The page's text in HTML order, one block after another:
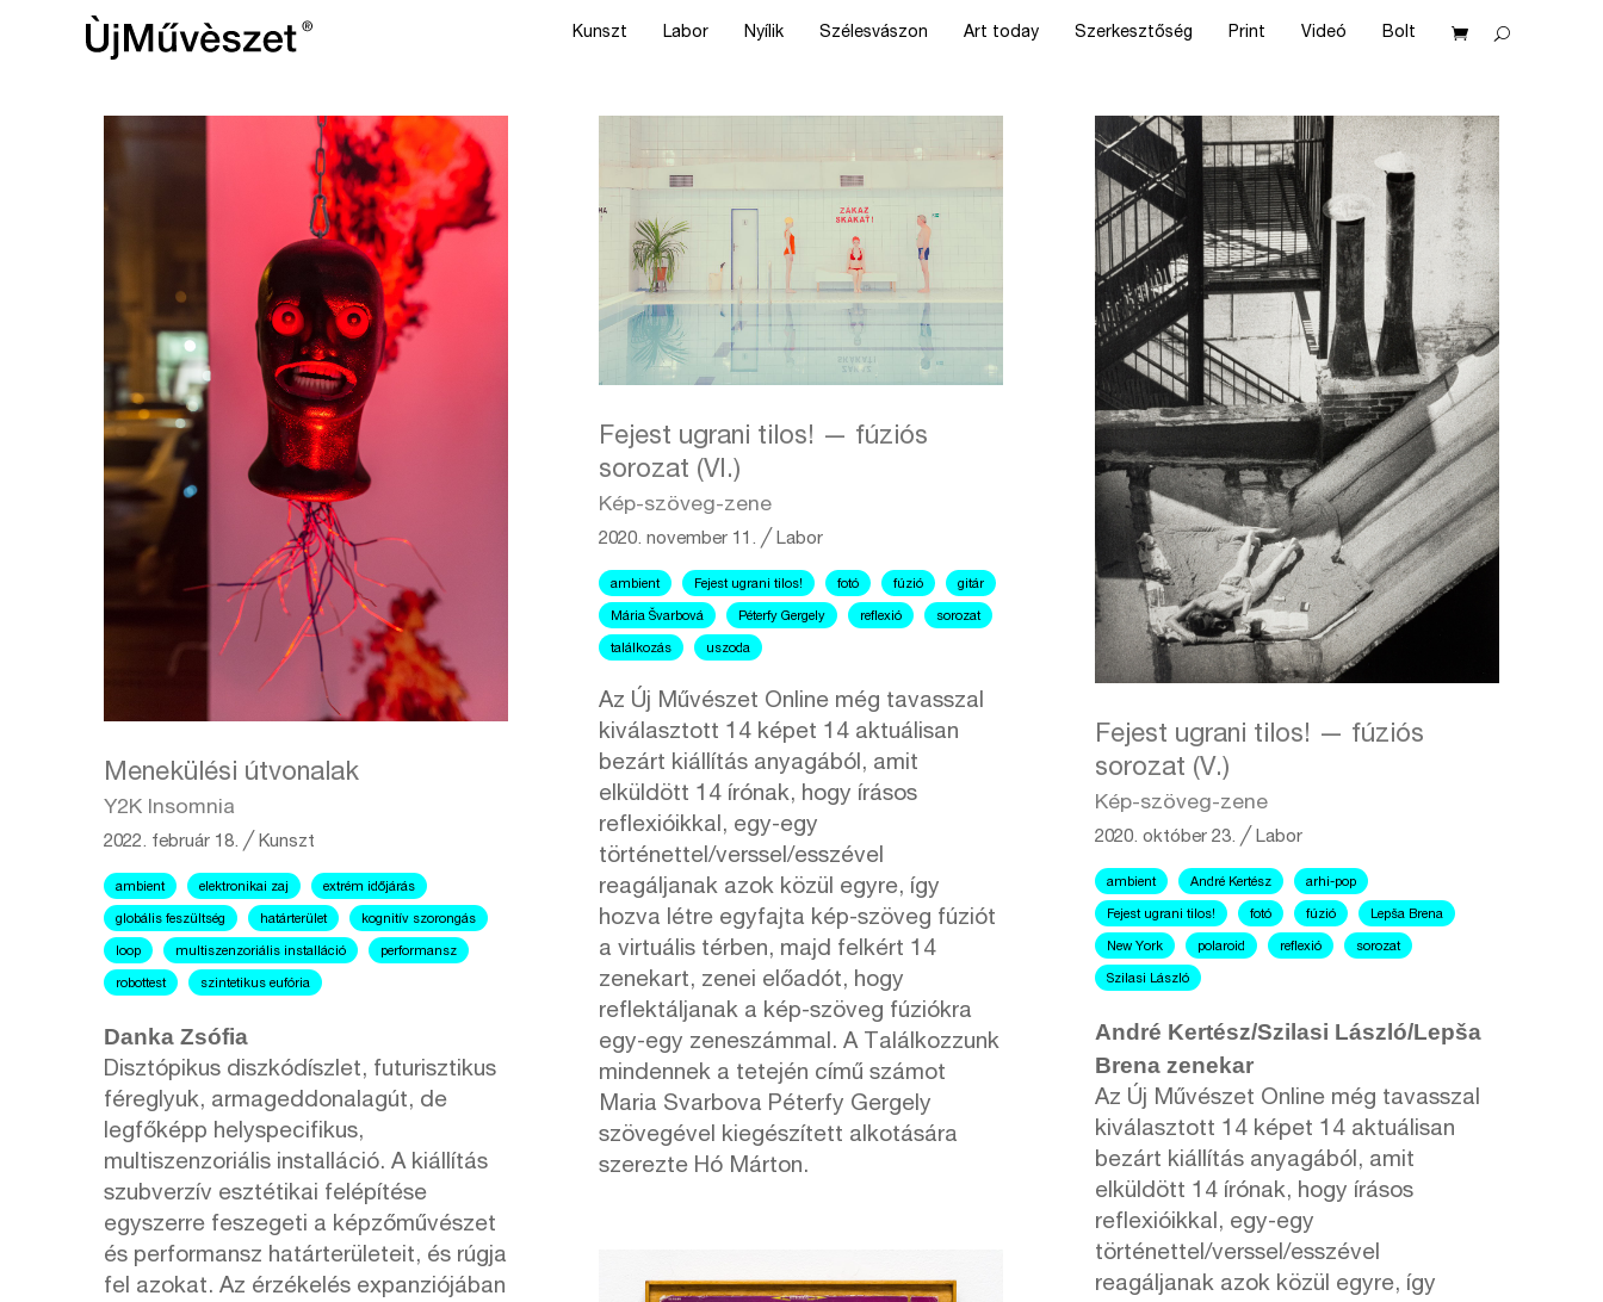
Kunszt Labor Nyílik Szélesvászon Art today Szerkesztőség Print Videó Bolt
Menekülési útvonalak
Y2K Insomnia
2022. február 18. ╱Kunszt
ambient elektronikai zaj extrém időjárás
globális feszültség határterület kognitív szorongás
loop multiszenzoriális installáció performansz
robottest szintetikus eufória
Danka Zsófia
Disztópikus diszkódíszlet, futurisztikus
féreglyuk, armageddonalagút, de
legfőképp helyspecifikus,
multiszenzoriális installáció. A kiállítás
szubverzív esztétikai felépítése
egyszerre feszegeti a képzőművészet
és performansz határterületeit, és rúgja
fel azokat. Az érzékelés expanziójában
Fejest ugrani tilos! — fúziós
sorozat (VI.)
Kép-szöveg-zene
2020. november 11. ╱ Labor
ambient Fejest ugrani tilos! fotó fúzió gitár
Mária Švarbová Péterfy Gergely reflexió sorozat
találkozás uszoda
Az Új Művészet Online még tavasszal
kiválasztott 14 képet 14 aktuálisan
bezárt kiállítás anyagából, amit
elküldött 14 írónak, hogy írásos
reflexióikkal, egy-egy
történettel/verssel/esszével
reagáljanak azok közül egyre, így
hozva létre egyfajta kép-szöveg fúziót
a virtuális térben, majd felkért 14
zenekart, zenei előadót, hogy
reflektáljanak a kép-szöveg fúziókra
egy-egy zeneszámmal. A Találkozzunk
mindennek a tetején című számot
Maria Svarbova Péterfy Gergely
szövegével kiegészített alkotására
szerezte Hó Márton.
Fejest ugrani tilos! — fúziós
sorozat (V.)
Kép-szöveg-zene
2020. október 23. ╱ Labor
ambient André Kertész arhi-pop
Fejest ugrani tilos! fotó fúzió Lepša Brena
New York polaroid reflexió sorozat
Szilasi László
André Kertész/Szilasi László/Lepša
Brena zenekar
Az Új Művészet Online még tavasszal
kiválasztott 14 képet 14 aktuálisan
bezárt kiállítás anyagából, amit
elküldött 14 írónak, hogy írásos
reflexióikkal, egy-egy
történettel/verssel/esszével
reagáljanak azok közül egyre, így